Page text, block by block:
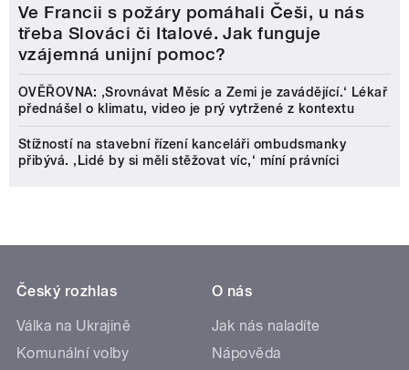
Ve Francii s požáry pomáhali Češi, u nás
třeba Slováci či Italové. Jak funguje
vzájemná unijní pomoc?
OVĚŘOVNA: ‚Srovnávat Měsíc a Zemi je zavádějící.‘ Lékař
přednášel o klimatu, video je prý vytržené z kontextu
Stížností na stavební řízení kanceláři ombudsmanky
přibývá. ‚Lidé by si měli stěžovat víc,‘ míní právníci
Český rozhlas
Válka na Ukrajině
Komunální volby
O nás
Jak nás naladíte
Nápověda